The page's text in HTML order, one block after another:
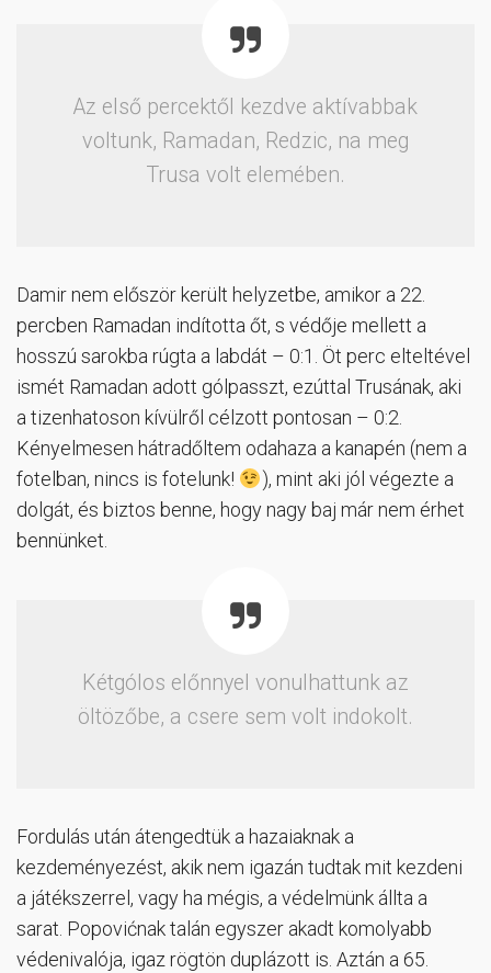
Az első percektől kezdve aktívabbak
voltunk, Ramadan, Redzic, na meg
Trusa volt elemében.
Damir nem először került helyzetbe, amikor a 22.
percben Ramadan indította őt, s védője mellett a
hosszú sarokba rúgta a labdát – 0:1. Öt perc elteltével
ismét Ramadan adott gólpasszt, ezúttal Trusának, aki
a tizenhatoson kívülről célzott pontosan – 0:2.
Kényelmesen hátradőltem odahaza a kanapén (nem a
fotelban, nincs is fotelunk!
), mint aki jól végezte a
dolgát, és biztos benne, hogy nagy baj már nem érhet
bennünket.
Kétgólos előnnyel vonulhattunk az
öltözőbe, a csere sem volt indokolt.
Fordulás után átengedtük a hazaiaknak a
kezdeményezést, akik nem igazán tudtak mit kezdeni
a játékszerrel, vagy ha mégis, a védelmünk állta a
sarat. Popovićnak talán egyszer akadt komolyabb
védenivalója, igaz rögtön duplázott is. Aztán a 65.